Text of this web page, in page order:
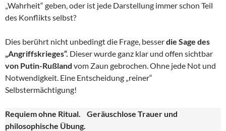
„Wahrheit“ geben, oder ist jede Darstellung immer schon Teil
des Konflikts selbst?
Dies berührt nicht unbedingt die Frage, besserdie Sage des
„Angriffskrieges“. Dieser wurde ganz klar und offen sichtbar
von Putin-Rußland vom Zaun gebrochen. Ohne jede Not und
Notwendigkeit. Eine Entscheidung „reiner“
Selbstermächtigung!
Requiem ohne Ritual. Geräuschlose Trauer und
philosophische Übung.